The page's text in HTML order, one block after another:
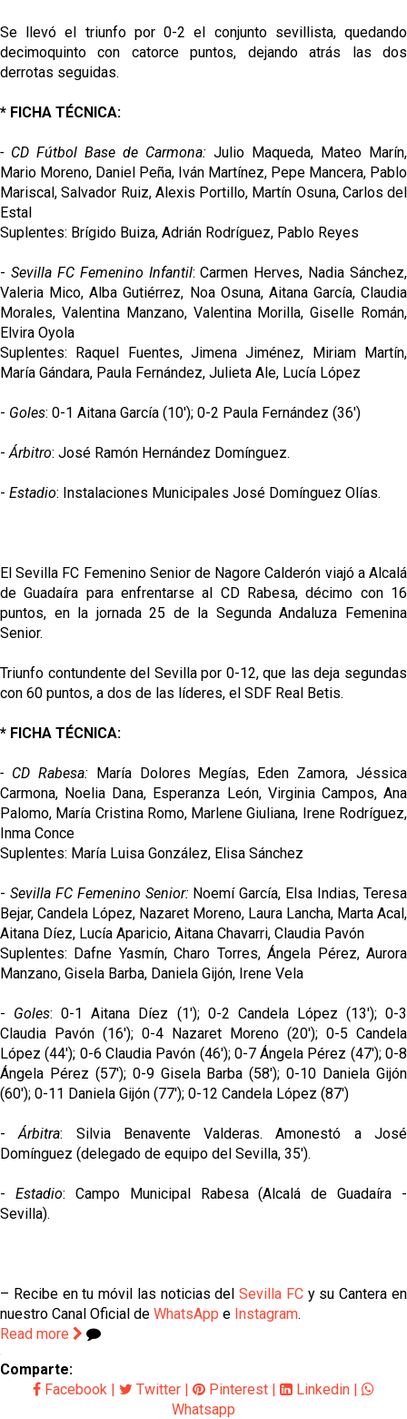
Se llevó el triunfo por 0-2 el conjunto sevillista, quedando
decimoquinto con catorce puntos, dejando atrás las dos
derrotas seguidas.
* FICHA TÉCNICA:
- CD Fútbol Base de Carmona: Julio Maqueda, Mateo Marín,
Mario Moreno, Daniel Peña, Iván Martínez, Pepe Mancera, Pablo
Mariscal, Salvador Ruiz, Alexis Portillo, Martín Osuna, Carlos del
Estal
Suplentes: Brígido Buiza, Adrián Rodríguez, Pablo Reyes
- Sevilla FC Femenino Infantil: Carmen Herves, Nadia Sánchez,
Valeria Mico, Alba Gutiérrez, Noa Osuna, Aitana García, Claudia
Morales, Valentina Manzano, Valentina Morilla, Giselle Román,
Elvira Oyola
Suplentes: Raquel Fuentes, Jimena Jiménez, Miriam Martín,
María Gándara, Paula Fernández, Julieta Ale, Lucía López
- Goles: 0-1 Aitana García (10'); 0-2 Paula Fernández (36')
-Árbitro: José Ramón Hernández Domínguez.
- Estadio: Instalaciones Municipales José Domínguez Olías.
El Sevilla FC Femenino Senior de Nagore Calderón viajó a Alcalá
de Guadaíra para enfrentarse al CD Rabesa, décimo con 16
puntos, en la jornada 25 de la Segunda Andaluza Femenina
Senior.
Triunfo contundente del Sevilla por 0-12, que las deja segundas
con 60 puntos, a dos de las líderes, el SDF Real Betis.
* FICHA TÉCNICA:
- CD Rabesa:María Dolores Megías, Eden Zamora, Jéssica
Carmona, Noelia Dana, Esperanza León, Virginia Campos, Ana
Palomo, María Cristina Romo, Marlene Giuliana, Irene Rodríguez,
Inma Conce
Suplentes: María Luisa González, Elisa Sánchez
- Sevilla FC Femenino Senior: Noemí García, Elsa Indias, Teresa
Bejar, Candela López, Nazaret Moreno, Laura Lancha, Marta Acal,
Aitana Díez, Lucía Aparicio, Aitana Chavarri, Claudia Pavón
Suplentes: Dafne Yasmín, Charo Torres, Ángela Pérez, Aurora
Manzano, Gisela Barba, Daniela Gijón, Irene Vela
- Goles: 0-1 Aitana Díez (1'); 0-2 Candela López (13'); 0-3
Claudia Pavón (16'); 0-4 Nazaret Moreno (20'); 0-5 Candela
López (44'); 0-6 Claudia Pavón (46'); 0-7 Ángela Pérez (47'); 0-8
Ángela Pérez (57'); 0-9 Gisela Barba (58'); 0-10 Daniela Gijón
(60'); 0-11 Daniela Gijón (77'); 0-12 Candela López (87')
-Árbitra: Silvia Benavente Valderas. Amonestó a José
Domínguez (delegado de equipo del Sevilla, 35').
- Estadio: Campo Municipal Rabesa (Alcalá de Guadaíra -
Sevilla).
– Recibe en tu móvil las noticias delSevilla FCy su Cantera en
nuestro Canal Oficial de WhatsApp e Instagram.
Read more
Comparte:
Facebook | Twitter | Pinterest | Linkedin |
Whatsapp